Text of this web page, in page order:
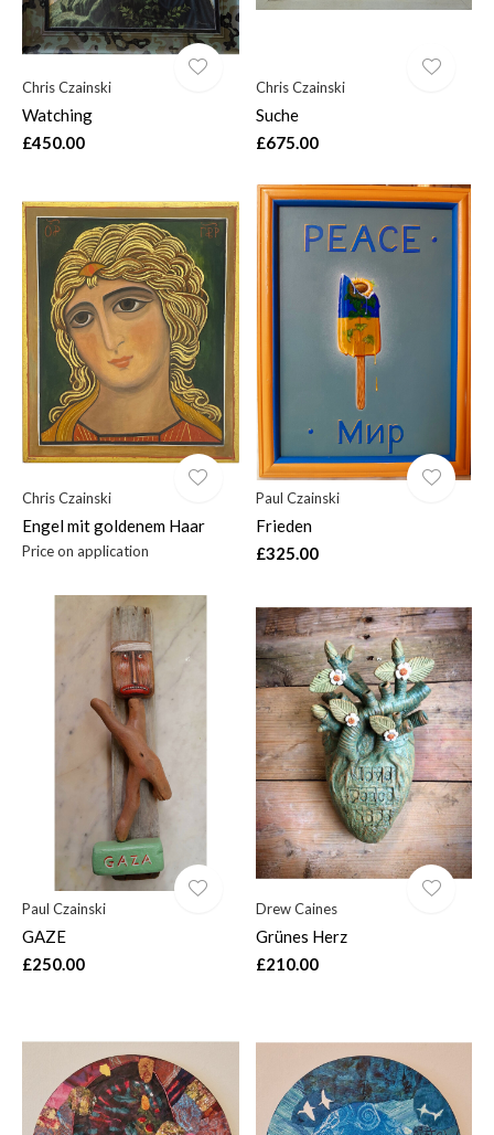
Chris Czainski
Watching
£450.00
Chris Czainski
Suche
£675.00
Chris Czainski
Engel mit goldenem Haar
Price on application
Paul Czainski
Frieden
£325.00
Paul Czainski
GAZE
£250.00
Drew Caines
Grünes Herz
£210.00